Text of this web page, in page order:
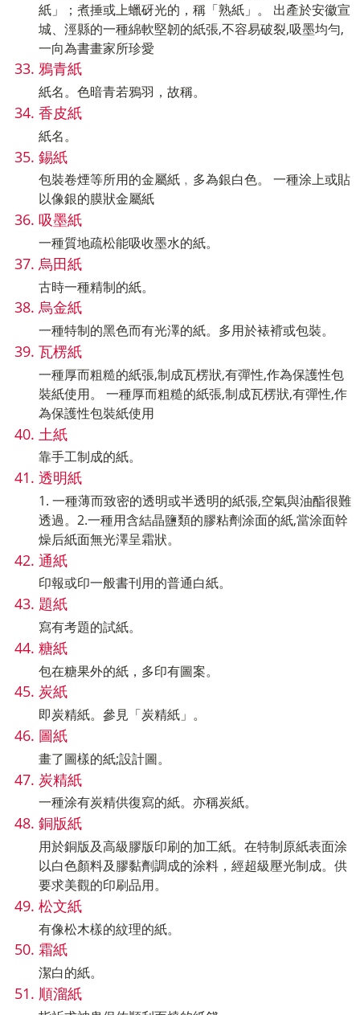
紙」；煮捶或上蠟砑光的，稱「熟紙」。 出產於安徽宣
城、涇縣的一種綿軟堅韌的紙張,不容易破裂,吸墨均勻,
一向為書畫家所珍愛
鴉青紙
紙名。色暗青若鴉羽，故稱。
香皮紙
紙名。
錫紙
包裝卷煙等所用的金屬紙﹐多為銀白色。 一種涂上或貼
以像銀的膜狀金屬紙
吸墨紙
一種質地疏松能吸收墨水的紙。
烏田紙
古時一種精制的紙。
烏金紙
一種特制的黑色而有光澤的紙。多用於裱褙或包裝。
瓦楞紙
一種厚而粗糙的紙張,制成瓦楞狀,有彈性,作為保護性包
裝紙使用。 一種厚而粗糙的紙張,制成瓦楞狀,有彈性,作
為保護性包裝紙使用
土紙
靠手工制成的紙。
透明紙
1. 一種薄而致密的透明或半透明的紙張,空氣與油酯很難
透過。2.一種用含結晶鹽類的膠粘劑涂面的紙,當涂面幹
燥后紙面無光澤呈霜狀。
通紙
印報或印一般書刊用的普通白紙。
題紙
寫有考題的試紙。
糖紙
包在糖果外的紙，多印有圖案。
炭紙
即炭精紙。參見「炭精紙」。
圖紙
畫了圖樣的紙;設計圖。
炭精紙
一種涂有炭精供復寫的紙。亦稱炭紙。
銅版紙
用於銅版及高級膠版印刷的加工紙。在特制原紙表面涂
以白色顏料及膠黏劑調成的涂料，經超級壓光制成。供
要求美觀的印刷品用。
松文紙
有像松木樣的紋理的紙。
霜紙
潔白的紙。
順溜紙